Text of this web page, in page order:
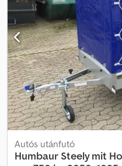
Autós utánfutó
Humbaur Steely mit